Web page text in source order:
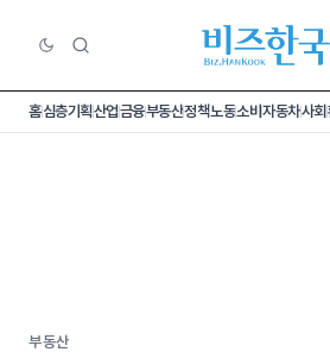
홈심층기획산업금융부동산정책노동소비 자동차사회
부동산